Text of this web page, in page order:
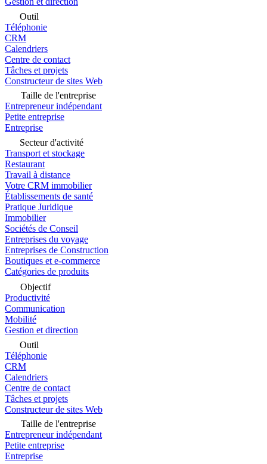
Outil
Téléphonie
CRM
Calendriers
Centre de contact
Tâches et projets
Constructeur de sites Web
Taille de l'entreprise
Entrepreneur indépendant
Petite entreprise
Entreprise
Secteur d'activité
Transport et stockage
Restaurant
Travail à distance
Votre CRM immobilier
Établissements de santé
Pratique Juridique
Immobilier
Sociétés de Conseil
Entreprises du voyage
Entreprises de Construction
Boutiques et e-commerce
Catégories de produits
Objectif
Productivité
Communication
Mobilité
Gestion et direction
Outil
Téléphonie
CRM
Calendriers
Centre de contact
Tâches et projets
Constructeur de sites Web
Taille de l'entreprise
Entrepreneur indépendant
Petite entreprise
Entreprise